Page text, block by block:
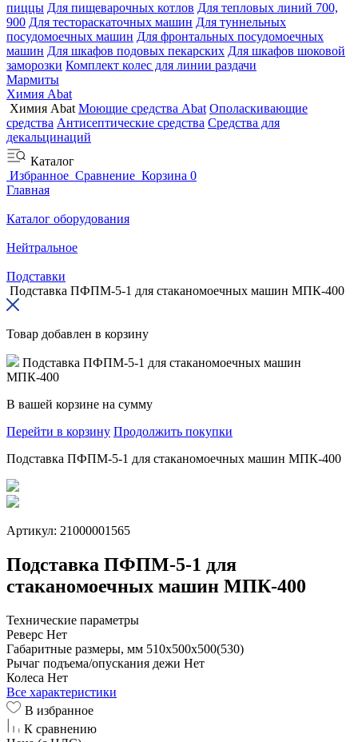
пиццы Для пищеварочных котлов Для тепловых линий 700,
900 Для тестораскаточных машин Для туннельных
посудомоечных машин Для фронтальных посудомоечных
машин Для шкафов подовых пекарских Для шкафов шоковой
заморозки Комплект колес для линии раздачи
Мармиты
Химия Abat
Химия Abat Моющие средства Abat Ополаскивающие
средства Антисептические средства Средства для
декальцинаций
Каталог
Избранное Сравнение Корзина 0
Главная
Каталог оборудования
Нейтральное
Подставки
Подставка ПФПМ-5-1 для стаканомоечных машин МПК-400
Товар добавлен в корзину
Подставка ПФПМ-5-1 для стаканомоечных машин
МПК-400
В вашей корзине на сумму
Перейти в корзину Продолжить покупки
Подставка ПФПМ-5-1 для стаканомоечных машин МПК-400
Артикул: 21000001565
Подставка ПФПМ-5-1 для
стаканомоечных машин МПК-400
Технические параметры
Реверс Нет
Габаритные размеры, мм 510х500х500(530)
Рычаг подъема/опускания дежи Нет
Колеса Нет
Все характеристики
В избранное
К сравнению